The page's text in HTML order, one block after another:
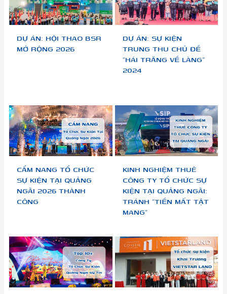
DỰ ÁN: HỘI THAO BSR
MỞ RỘNG 2026
DỰ ÁN: SỰ KIỆN
TRUNG THU CHỦ ĐỀ
“HÁI TRĂNG VỀ LÀNG”
2024
CẨM NANG TỔ CHỨC
SỰ KIỆN TẠI QUẢNG
NGÃI 2026 THÀNH
CÔNG
KINH NGHIỆM THUÊ
CÔNG TY TỔ CHỨC SỰ
KIỆN TẠI QUẢNG NGÃI:
TRÁNH “TIỀN MẤT TẬT
MANG”